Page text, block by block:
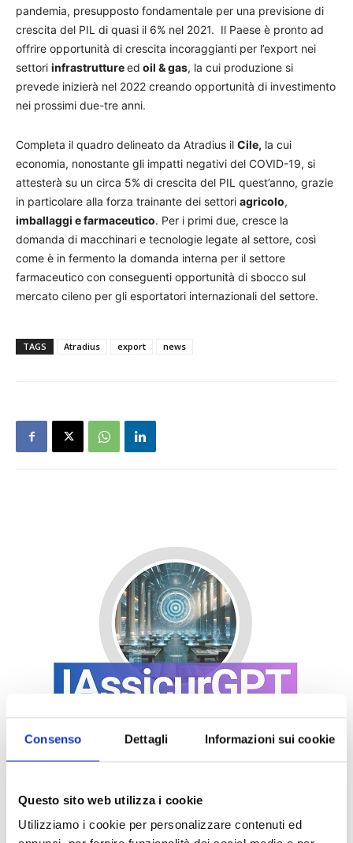
Consenso Dettagli Informazioni sui cookie
Questo sito web utilizza i cookie
Utilizziamo i cookie per personalizzare contenuti ed
pandemia, presupposto fondamentale per una previsione di
crescita del PIL di quasi il 6% nel 2021. Il Paese è pronto ad
offrire opportunità di crescita incoraggianti per l’export nei
settori infrastruttureed oil & gas, la cui produzione si
prevede inizierà nel 2022 creando opportunità di investimento
nei prossimi due-tre anni.
Completa il quadro delineato da Atradius il Cile, la cui
economia, nonostante gli impatti negativi del COVID-19, si
attesterà su un circa 5% di crescita del PIL quest’anno, grazie
in particolare alla forza trainante dei settori agricolo,
imballaggi e farmaceutico. Per i primi due, cresce la
domanda di macchinari e tecnologie legate al settore, così
come è in fermento la domanda interna per il settore
farmaceutico con conseguenti opportunità di sbocco sul
mercato cileno per gli esportatori internazionali del settore.
TAGS Atradius export news